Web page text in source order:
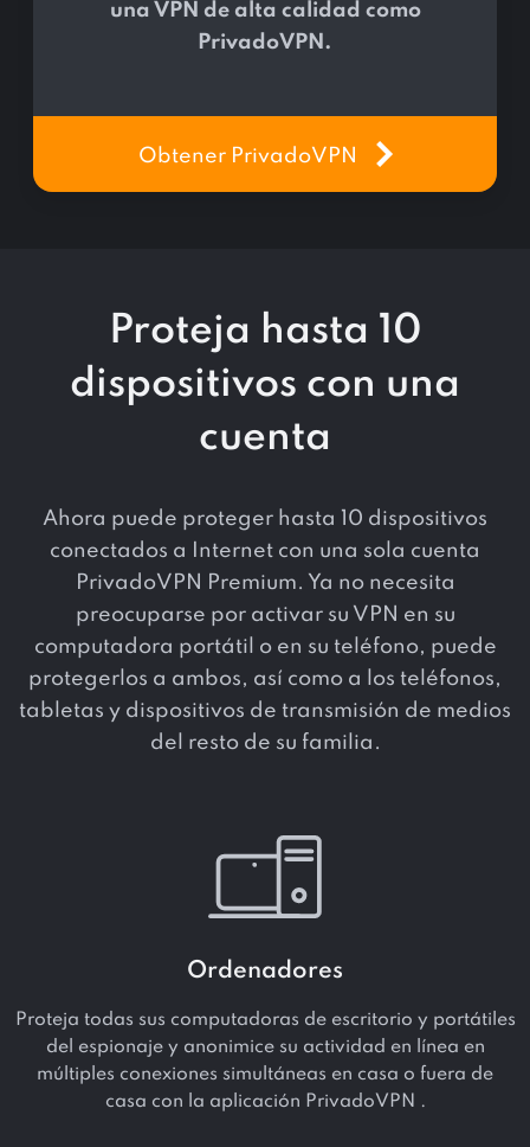
una VPN de alta calidad como
PrivadoVPN.
Obtener PrivadoVPN
Proteja hasta 10
dispositivos con una
cuenta
Ahora puede proteger hasta 10 dispositivos
conectados a Internet con una sola cuenta
PrivadoVPN Premium. Ya no necesita
preocuparse por activar su VPN en su
computadora portátil o en su teléfono, puede
protegerlos a ambos, así como a los teléfonos,
tabletas y dispositivos de transmisión de medios
del resto de su familia.
Ordenadores
Proteja todas sus computadoras de escritorio y portátiles
del espionaje y anonimice su actividad en línea en
múltiples conexiones simultáneas en casa o fuera de
casa con la aplicación PrivadoVPN .